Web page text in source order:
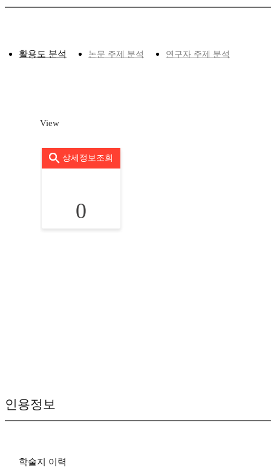
활용도 분석 논문 주제 분석 연구자 주제 분석
View
상세정보조회
0
인용정보
학술지 이력